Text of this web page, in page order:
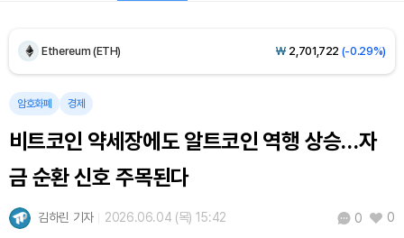
Tether USDt (USDT) ₩1,407 (+0.01%)
BNB (BNB)
USDC (USDC) ₩1,408 (-0.01%)
XRP (XRP)
암호화폐 경제
비트코인 약세장에도 알트코인 역행 상승…자
금 순환 신호 주목된다
김하린 기자 2026.06.04 (목) 15:42 0 0